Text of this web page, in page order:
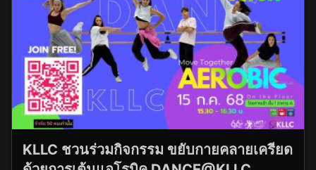
KLLC ชวนร่วมกิจกรรม ขยับกายคลายเครียด